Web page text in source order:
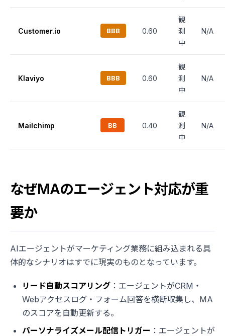
Customer.io BBB 0.60
観
測
中
N/A
Klaviyo BBB 0.60
観
測
中
N/A
Mailchimp BB 0.40
観
測
中
N/A
なぜMAのエージェント対応が重
要か
AIエージェントがマーケティング業務に組み込まれる具
体的なシナリオはすでに現実のものとなっています。
リード自動スコアリング ：エージェントがCRM・
Webアクセスログ・フォーム回答を横断収集し、MA
のスコアを自動更新する。
パーソナライズメール配信トリガー ：エージェントが